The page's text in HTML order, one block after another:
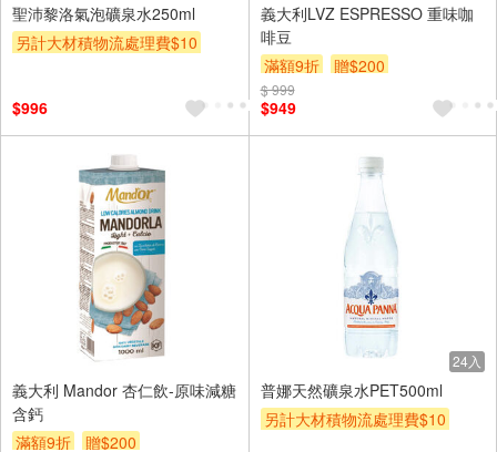
聖沛黎洛氣泡礦泉水250ml
另計大材積物流處理費$10
$996
義大利LVZ ESPRESSO 重味咖
啡豆
滿額9折
贈$200
$ 999
$949
義大利 Mandor 杏仁飲-原味減糖
含鈣
滿額9折
贈$200
24入
普娜天然礦泉水PET500ml
另計大材積物流處理費$10